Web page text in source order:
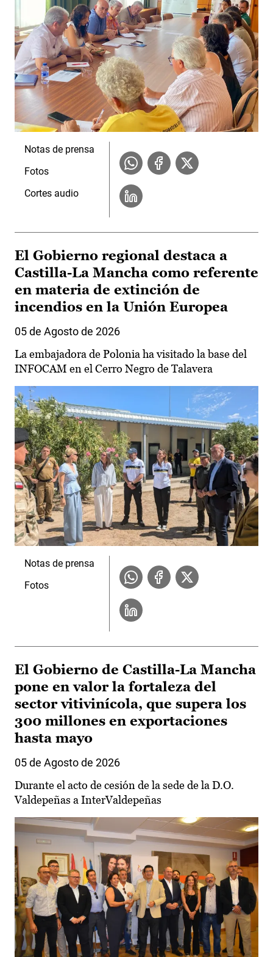
Notas de prensa
Fotos
Cortes audio
El Gobierno regional destaca a
Castilla-La Mancha como referente
en materia de extinción de
incendios en la Unión Europea
05 de Agosto de 2026
La embajadora de Polonia ha visitado la base del
INFOCAM en el Cerro Negro de Talavera
Notas de prensa
Fotos
El Gobierno de Castilla-La Mancha
pone en valor la fortaleza del
sector vitivinícola, que supera los
300 millones en exportaciones
hasta mayo
05 de Agosto de 2026
Durante el acto de cesión de la sede de la D.O.
Valdepeñas a InterValdepeñas